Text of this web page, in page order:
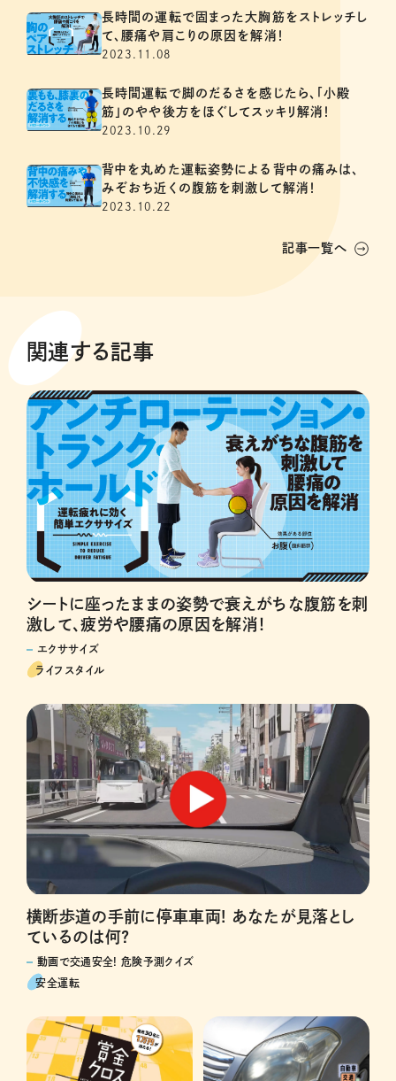
長時間の運転で固まった大胸筋をストレッチし
て、腰痛や肩こりの原因を解消！
2023.11.08
長時間運転で脚のだるさを感じたら、「小殿
筋」のやや後方をほぐしてスッキリ解消！
2023.10.29
背中を丸めた運転姿勢による背中の痛みは、
みぞおち近くの腹筋を刺激して解消！
2023.10.22
記事一覧へ
関連する記事
シートに座ったままの姿勢で衰えがちな腹筋を刺
激して、疲労や腰痛の原因を解消！
エクササイズ
ライフスタイル
横断歩道の手前に停車車両! あなたが見落とし
ているのは何?
動画で交通安全! 危険予測クイズ
安全運転